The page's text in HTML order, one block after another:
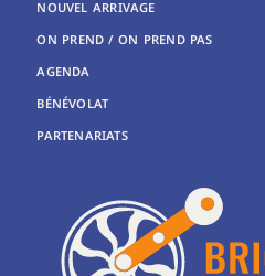
NOUVEL ARRIVAGE
ON PREND / ON PREND PAS
AGENDA
BÉNÉVOLAT
PARTENARIATS